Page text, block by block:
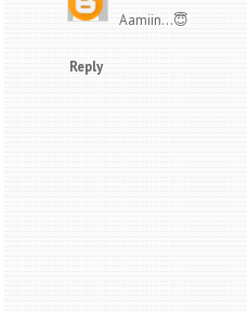
Aamiin...😇
Reply